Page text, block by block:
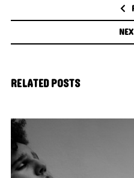
RELATED POSTS